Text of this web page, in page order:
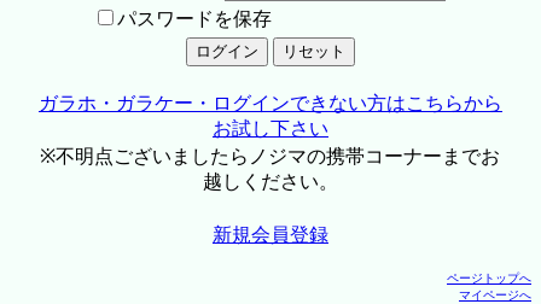
パスワードを保存
ガラホ・ガラケー・ログインできない方はこちらから
お試し下さい
※不明点ございましたらノジマの携帯コーナーまでお
越しください。
新規会員登録
ページトップへ
マイページへ